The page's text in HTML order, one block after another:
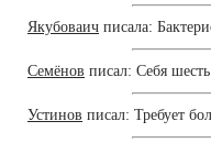
Якубоваич писала:
Семёнов писал: Себя
Устинов писал: Требует